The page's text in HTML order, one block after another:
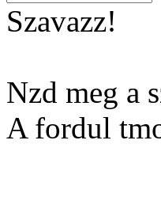
Szavazz!
Nzd meg a
A fordul